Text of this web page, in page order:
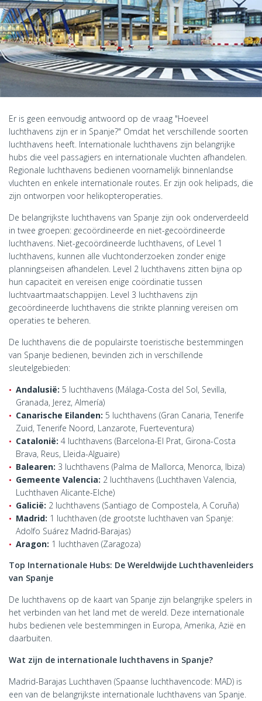
Er is geen eenvoudig antwoord op de vraag "Hoeveel
luchthavens zijn er in Spanje?" Omdat het verschillende soorten
luchthavens heeft. Internationale luchthavens zijn belangrijke
hubs die veel passagiers en internationale vluchten afhandelen.
Regionale luchthavens bedienen voornamelijk binnenlandse
vluchten en enkele internationale routes. Er zijn ook helipads, die
zijn ontworpen voor helikopteroperaties.
De belangrijkste luchthavens van Spanje zijn ook onderverdeeld
in twee groepen: gecoördineerde en niet-gecoördineerde
luchthavens. Niet-gecoördineerde luchthavens, of Level 1
luchthavens, kunnen alle vluchtonderzoeken zonder enige
planningseisen afhandelen. Level 2 luchthavens zitten bijna op
hun capaciteit en vereisen enige coördinatie tussen
luchtvaartmaatschappijen. Level 3 luchthavens zijn
gecoördineerde luchthavens die strikte planning vereisen om
operaties te beheren.
De luchthavens die de populairste toeristische bestemmingen
van Spanje bedienen, bevinden zich in verschillende
sleutelgebieden:
Andalusië: 5 luchthavens (Málaga-Costa del Sol, Sevilla,
Granada, Jerez, Almería)
Canarische Eilanden: 5 luchthavens (Gran Canaria, Tenerife
Zuid, Tenerife Noord, Lanzarote, Fuerteventura)
Catalonië: 4 luchthavens (Barcelona-El Prat, Girona-Costa
Brava, Reus, Lleida-Alguaire)
Balearen: 3 luchthavens (Palma de Mallorca, Menorca, Ibiza)
Gemeente Valencia: 2 luchthavens (Luchthaven Valencia,
Luchthaven Alicante-Elche)
Galicië: 2 luchthavens (Santiago de Compostela, A Coruña)
Madrid: 1 luchthaven (de grootste luchthaven van Spanje:
Adolfo Suárez Madrid-Barajas)
Aragon: 1 luchthaven (Zaragoza)
Top Internationale Hubs: De Wereldwijde Luchthavenleiders
van Spanje
De luchthavens op de kaart van Spanje zijn belangrijke spelers in
het verbinden van het land met de wereld. Deze internationale
hubs bedienen vele bestemmingen in Europa, Amerika, Azië en
daarbuiten.
Wat zijn de internationale luchthavens in Spanje?
Madrid-Barajas Luchthaven (Spaanse luchthavencode: MAD) is
een van de belangrijkste internationale luchthavens van Spanje.